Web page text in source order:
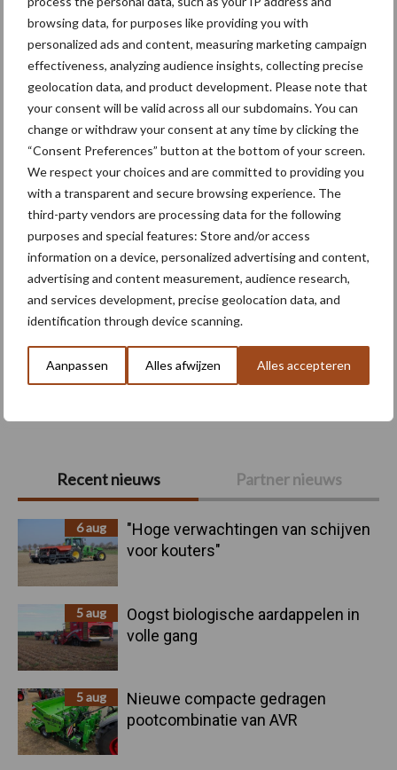
browsing data, for purposes like providing you with
personalized ads and content, measuring marketing campaign
effectiveness, analyzing audience insights, collecting precise
geolocation data, and product development. Please note that
your consent will be valid across all our subdomains. You can
change or withdraw your consent at any time by clicking the
“Consent Preferences” button at the bottom of your screen.
We respect your choices and are committed to providing you
with a transparent and secure browsing experience. The
third-party vendors are processing data for the following
purposes and special features: Store and/or access
information on a device, personalized advertising and content,
advertising and content measurement, audience research,
and services development, precise geolocation data, and
identification through device scanning.
Aanpassen Alles afwijzen Alles accepteren
Primaire
Sidebar
Recent nieuws Partner nieuws
6 aug
"Hoge verwachtingen van schijven
voor kouters"
5 aug
Oogst biologische aardappelen in
volle gang
5 aug
Nieuwe compacte gedragen
pootcombinatie van AVR
waarschijnlijk aan tot
september: Europese
waterreserves blijven laag
Themapagina's
Machines Duurzaamheid
Biodiversiteit
Biologische
akkerbouw